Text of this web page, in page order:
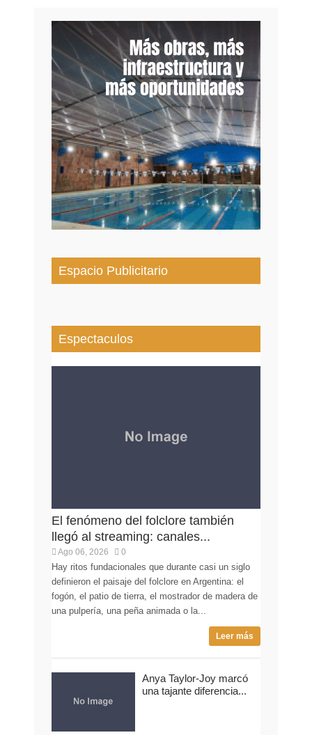
Espacio Publicitario
Espectaculos
El fenómeno del folclore también
llegó al streaming: canales...
Ago 06, 2026 0
Hay ritos fundacionales que durante casi un siglo
definieron el paisaje del folclore en Argentina: el
fogón, el patio de tierra, el mostrador de madera de
una pulpería, una peña animada o la...
Leer más
Anya Taylor-Joy marcó
una tajante diferencia...